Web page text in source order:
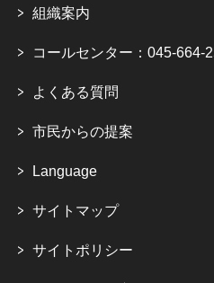
組織案内
コールセンター：045-664-
よくある質問
市民からの提案
Language
サイトマップ
サイトポリシー